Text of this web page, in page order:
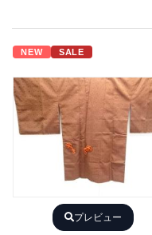
NEW SALE
プレビュー